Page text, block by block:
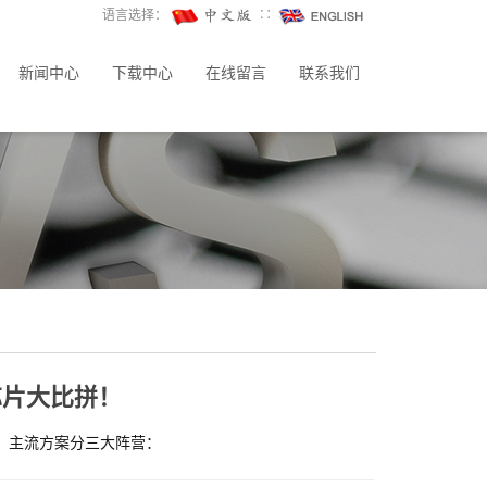
语言选择： ∷
新闻中心 下载中心 在线留言 联系我们
大比拼！
主流方案分三大阵营：